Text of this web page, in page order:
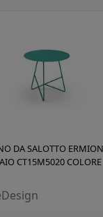
DA SALOTTO
CT15M5020 COLORE